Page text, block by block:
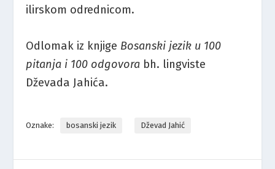
ilirskom odrednicom.
Odlomak iz knjige Bosanski jezik u 100
pitanja i 100 odgovora bh. lingviste
Dževada Jahića.
Oznake: bosanski jezik Dževad Jahić